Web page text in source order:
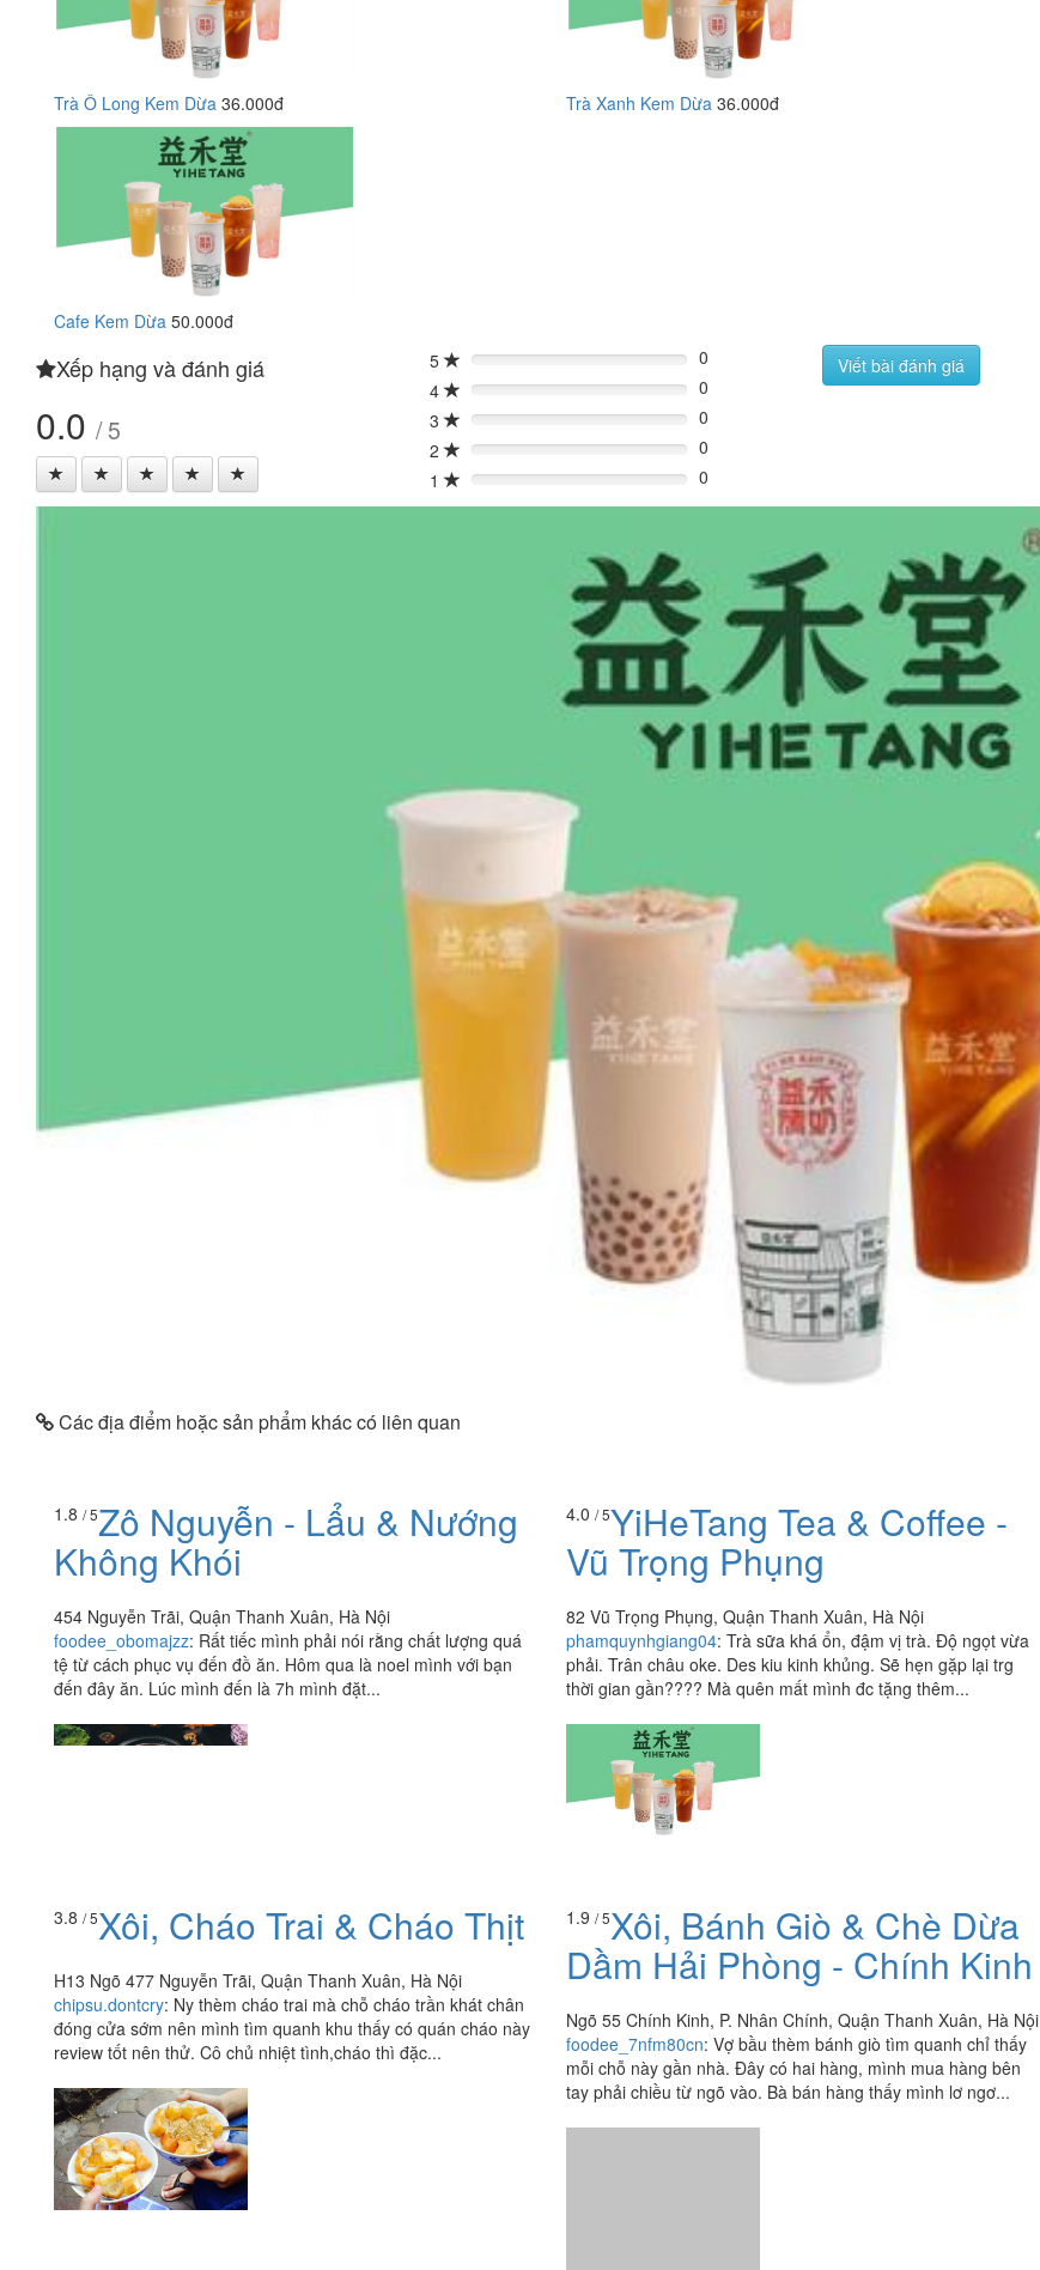
Trà Ô Long Kem Dừa 36.000đ Trà Xanh Kem Dừa 36.000đ
Cafe Kem Dừa 50.000đ
Xếp hạng và đánh giá
0.0 / 5
5 0%
0
4
0%
0
3
0%
0
2
0%
0
1
0% 0
Viết bài đánh giá
Các địa điểm hoặc sản phẩm khác có liên quan
1.8 / 5Zô Nguyễn - Lẩu & Nướng
Không Khói
454 Nguyễn Trãi, Quận Thanh Xuân, Hà Nội
foodee_obomajzz: Rất tiếc mình phải nói rằng chất lượng quá
tệ từ cách phục vụ đến đồ ăn. Hôm qua là noel mình với bạn
đến đây ăn. Lúc mình đến là 7h mình đặt...
4.0 / 5YiHeTang Tea & Coffee -
Vũ Trọng Phụng
82 Vũ Trọng Phụng, Quận Thanh Xuân, Hà Nội
phamquynhgiang04: Trà sữa khá ổn, đậm vị trà. Độ ngọt vừa
phải. Trân châu oke. Des kiu kinh khủng. Sẽ hẹn gặp lại trg
thời gian gần???? Mà quên mất mình đc tặng thêm...
3.8 / 5Xôi, Cháo Trai & Cháo Thịt
H13 Ngõ 477 Nguyễn Trãi, Quận Thanh Xuân, Hà Nội
chipsu.dontcry: Ny thèm cháo trai mà chỗ cháo trần khát chân
đóng cửa sớm nên mình tìm quanh khu thấy có quán cháo này
review tốt nên thử. Cô chủ nhiệt tình,cháo thì đặc...
1.9 / 5Xôi, Bánh Giò & Chè Dừa
Dầm Hải Phòng - Chính Kinh
Ngõ 55 Chính Kinh, P. Nhân Chính, Quận Thanh Xuân, Hà Nội
foodee_7nfm80cn: Vợ bầu thèm bánh giò tìm quanh chỉ thấy
mỗi chỗ này gần nhà. Đây có hai hàng, mình mua hàng bên
tay phải chiều từ ngõ vào. Bà bán hàng thấy mình lơ ngơ...